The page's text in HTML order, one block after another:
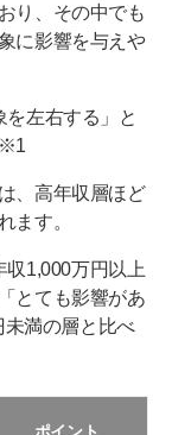
り、その中でも
に影響を与えや
左右する」と
、高年収層ほど
ます。
1,000万円以上
とても影響があ
未満の層と比べ